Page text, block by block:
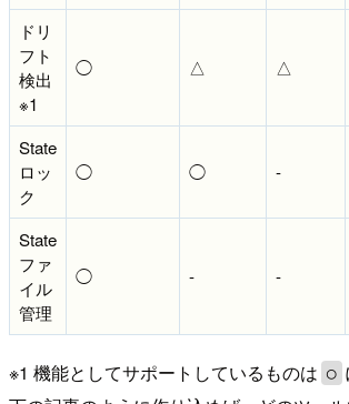
ドリ
フト
検出
※1
◯ △ △
State
ロッ
ク
◯ ◯ -
State
ファ
イル
管理
◯ - -
※1 機能としてサポートしているものは ◯